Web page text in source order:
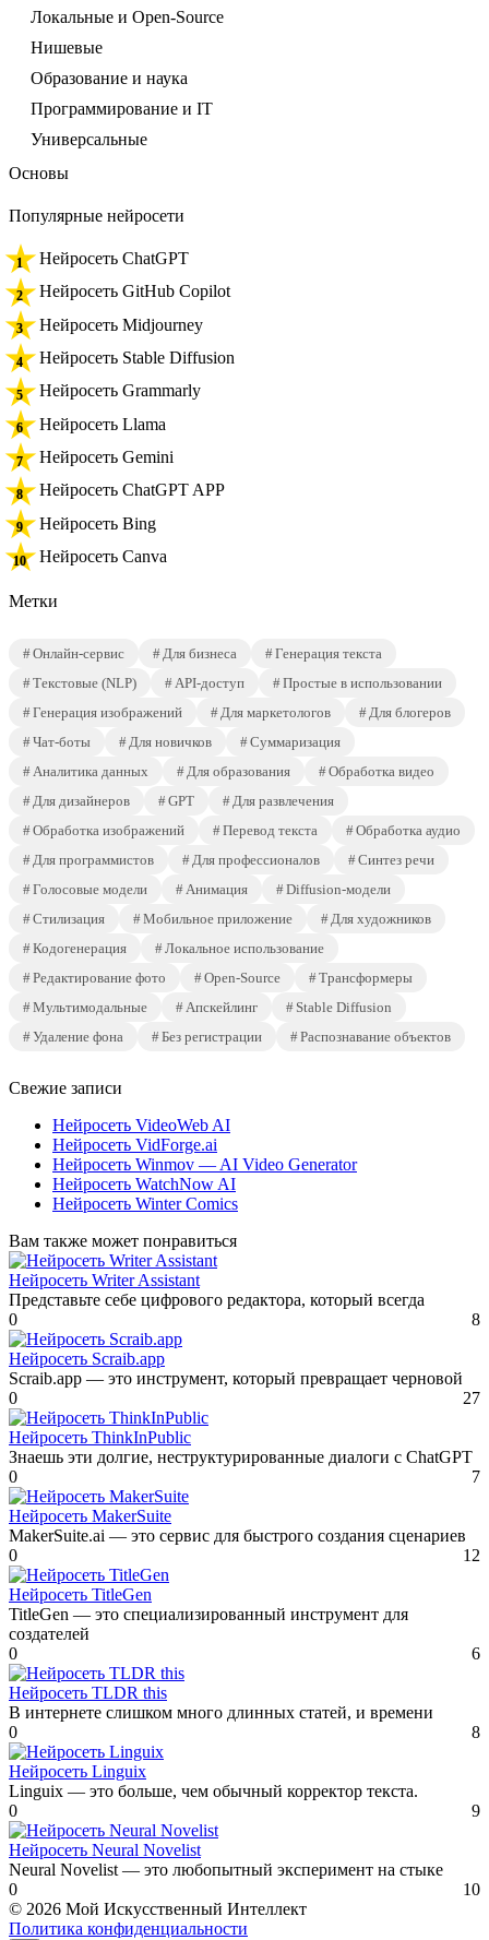
Локальные и Open-Source
Нишевые
Образование и наука
Программирование и IT
Универсальные
Основы
Популярные нейросети
Нейросеть ChatGPT
Нейросеть GitHub Copilot
Нейросеть Midjourney
Нейросеть Stable Diffusion
Нейросеть Grammarly
Нейросеть Llama
Нейросеть Gemini
Нейросеть ChatGPT APP
Нейросеть Bing
Нейросеть Canva
Метки
Онлайн-сервис Для бизнеса
Генерация текста
Текстовые (NLP)
API-доступ
Простые в использовании
Генерация изображений
Для маркетологов
Для блогеров
Чат-боты
Для новичков
Суммаризация
Аналитика данных
Для образования
Обработка видео
Для дизайнеров
GPT
Для развлечения
Обработка изображений
Перевод текста
Обработка аудио
Для программистов
Для профессионалов
Синтез речи
Голосовые модели
Анимация
Diffusion-модели
Стилизация
Мобильное приложение
Для художников
Кодогенерация
Локальное использование
Редактирование фото
Open-Source
Трансформеры
Мультимодальные
Апскейлинг
Stable Diffusion
Удаление фона
Без регистрации Распознавание объектов
Свежие записи
Нейросеть VideoWeb AI
Нейросеть VidForge.ai
Нейросеть Winmov — AI Video Generator
Нейросеть WatchNow AI
Нейросеть Winter Comics
Вам также может понравиться
Нейросеть Writer Assistant
Представьте себе цифрового редактора, который всегда
0
8
Нейросеть Scraib.app
Scraib.app — это инструмент, который превращает черновой
0
27
Нейросеть ThinkInPublic
Знаешь эти долгие, неструктурированные диалоги с ChatGPT
0
7
Нейросеть MakerSuite
MakerSuite.ai — это сервис для быстрого создания сценариев
0
12
Нейросеть TitleGen
TitleGen — это специализированный инструмент для
создателей
0
6
Нейросеть TLDR this
В интернете слишком много длинных статей, и времени
0
8
Нейросеть Linguix
Linguix — это больше, чем обычный корректор текста.
0
9
Нейросеть Neural Novelist
Neural Novelist — это любопытный эксперимент на стыке
0
10
© 2026 Мой Искусственный Интеллект
Политика конфиденциальности